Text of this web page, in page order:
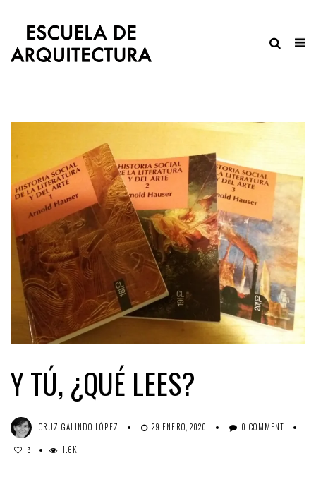
Y TÚ, ¿QUÉ LEES?
CRUZ GALINDO LÓPEZ 29 ENERO, 2020 0 COMMENT
3 1.6K